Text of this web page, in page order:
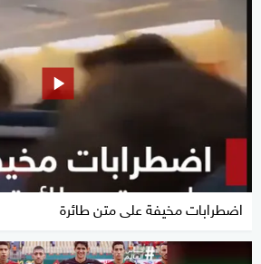
اضطرابات مخيفة على متن طائرة